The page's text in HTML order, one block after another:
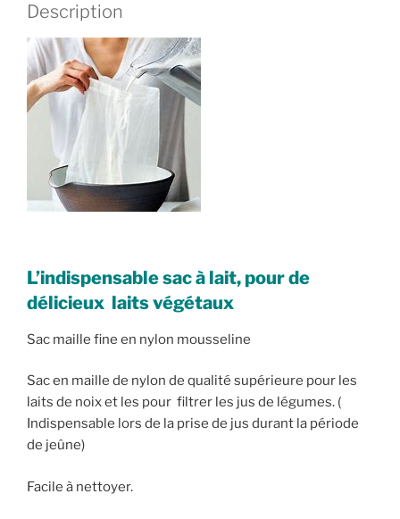
Description
L’indispensable sac à lait, pour de
délicieux laits végétaux
Sac maille fine en nylon mousseline
Sac en maille de nylon de qualité supérieure pour les
laits de noix et les pour filtrer les jus de légumes. (
Indispensable lors de la prise de jus durant la période
de jeûne)
Facile à nettoyer.